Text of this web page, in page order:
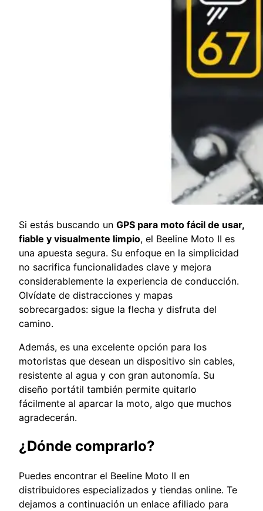
Si estás buscando un GPS para moto fácil de usar,
fiable y visualmente limpio, el Beeline Moto II es
una apuesta segura. Su enfoque en la simplicidad
no sacrifica funcionalidades clave y mejora
considerablemente la experiencia de conducción.
Olvídate de distracciones y mapas
sobrecargados: sigue la flecha y disfruta del
camino.
Además, es una excelente opción para los
motoristas que desean un dispositivo sin cables,
resistente al agua y con gran autonomía. Su
diseño portátil también permite quitarlo
fácilmente al aparcar la moto, algo que muchos
agradecerán.
¿Dónde comprarlo?
Puedes encontrar el Beeline Moto II en
distribuidores especializados y tiendas online. Te
dejamos a continuación un enlace afiliado para